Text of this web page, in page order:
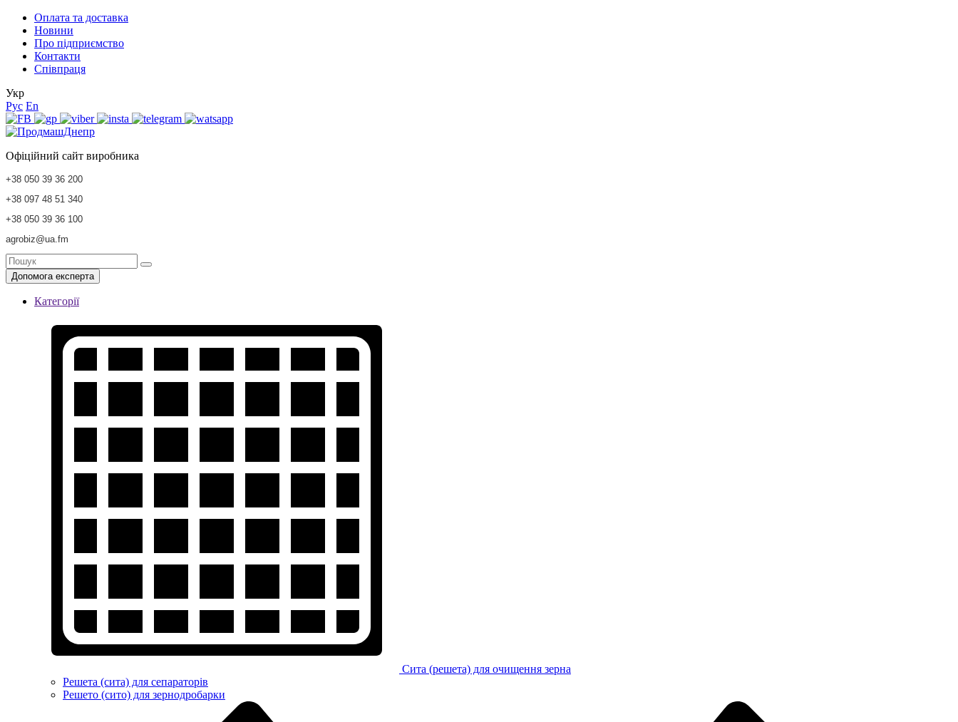
Оплата та доставка
Новини
Про підприємство
Контакти
Співпраця
Укр
Рус En
Офіційний сайт виробника
+38 050 39 36 200
+38 097 48 51 340
+38 050 39 36 100
agrobiz@ua.fm
Допомога експерта
Категорії
Сита (решета) для очищення зерна
Решета (сита) для сепараторів
Решето (сито) для зернодробарки